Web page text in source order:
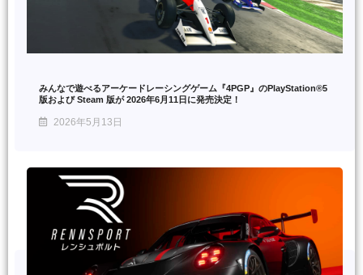
みんなで遊べるアーケードレーシングゲーム『4PGP』のPlayStation®5
版および Steam 版が 2026年6月11日に発売決定！
2026年5月13日